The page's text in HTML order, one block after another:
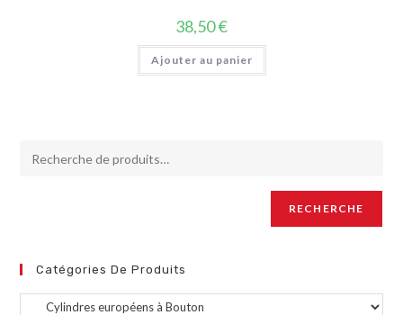
38,50€
Ajouter au panier
RECHERCHE
Catégories De Produits